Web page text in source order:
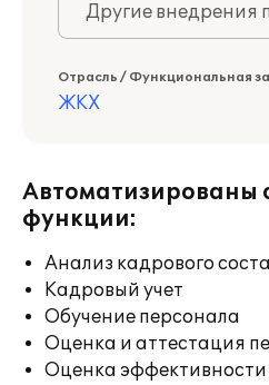
Другие внедрения
Отрасль / Функциональная
ЖКХ
Автоматизированы
функции:
Анализ кадрового
Кадровый учет
Обучение персонала
Оценка и аттестация
Оценка